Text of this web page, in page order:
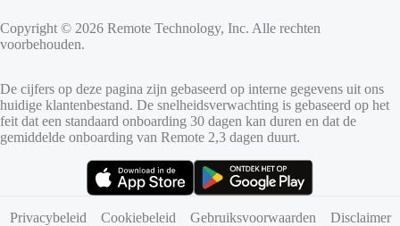
Copyright © 2026 Remote Technology, Inc. Alle rechten
voorbehouden.
De cijfers op deze pagina zijn gebaseerd op interne gegevens uit ons
huidige klantenbestand. De snelheidsverwachting is gebaseerd op het
feit dat een standaard onboarding 30 dagen kan duren en dat de
gemiddelde onboarding van Remote 2,3 dagen duurt.
Privacybeleid
Cookiebeleid Gebruiksvoorwaarden Disclaimer